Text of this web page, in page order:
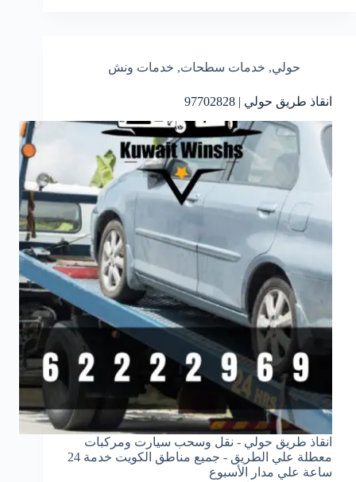
حولي, خدمات سطحات, خدمات ونش
انقاذ طريق حولي | 97702828
انقاذ طريق حولي - نقل وسحب سيارت ومركبات
معطلة علي الطريق - جميع مناطق الكويت خدمة 24
ساعة علي مدار الأسبوع